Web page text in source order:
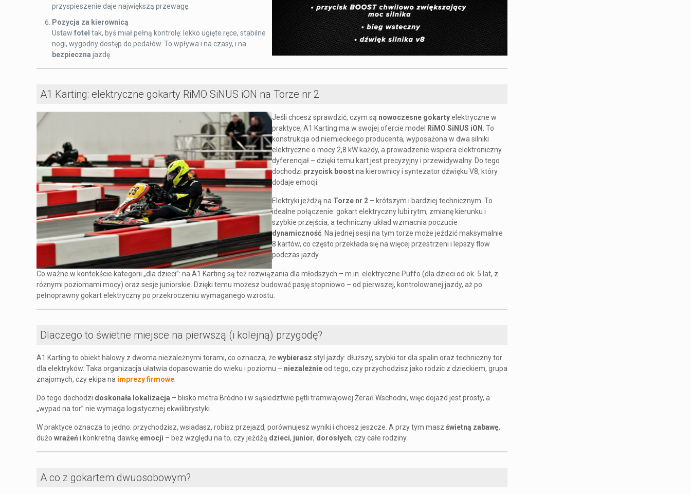
przyspieszenie daje największą przewagę.
Pozycja za kierownicą
Ustawfotel tak, byś miał pełną kontrolę: lekko ugięte ręce, stabilne
nogi, wygodny dostęp do pedałów. To wpływa i na czasy, i na
bezpieczna jazdę.
A1 Karting: elektryczne gokarty RiMO SiNUS iON na Torze nr 2
Jeśli chcesz sprawdzić, czym są nowoczesne gokartyelektryczne w
praktyce, A1 Karting ma w swojej ofercie model
RiMO SiNUS iON . To
konstrukcja od niemieckiego producenta, wyposażona w dwa silniki
elektryczne o mocy 2,8 kW każdy, a prowadzenie wspiera elektroniczny
dyferencjał – dzięki temu kart jest precyzyjny i przewidywalny. Do tego
dochodzi przycisk boostna kierownicy i syntezator dźwięku V8, który
dodaje emocji.
Elektryki jeżdżą na Torze nr 2 – krótszym i bardziej technicznym. To
idealne połączenie: gokart elektryczny lubi rytm, zmianę kierunku i
szybkie przejścia, a techniczny układ wzmacnia poczucie
dynamiczność . Na jednej sesji na tym torze może jeździć maksymalnie
8 kartów, co często przekłada się na więcej przestrzeni i lepszy flow
podczas jazdy.
Co ważne w kontekście kategorii „dla dzieci”: na A1 Karting są też rozwiązania dla młodszych – m.in. elektryczne Puffo (dla dzieci od ok. 5 lat, z
różnymi poziomami mocy) oraz sesje juniorskie. Dzięki temu możesz budować pasję stopniowo – od pierwszej, kontrolowanej jazdy, aż po
pełnoprawny gokart elektryczny po przekroczeniu wymaganego wzrostu.
Dlaczego to świetne miejsce na pierwszą (i kolejną) przygodę?
A1 Karting to obiekt halowy z dwoma niezależnymi torami, co oznacza, żewybierasz styl jazdy: dłuższy, szybki tor dla spalin oraz techniczny tor
dla elektryków. Taka organizacja ułatwia dopasowanie do wieku i poziomu – niezależnieod tego, czy przychodzisz jako rodzic z dzieckiem, grupa
znajomych, czy ekipa na imprezy firmowe
Do tego dochodzi doskonała lokalizacja – blisko metra Bródno i w sąsiedztwie pętli tramwajowej Żerań Wschodni, więc dojazd jest prosty, a
„wypad na tor” nie wymaga logistycznej ekwilibrystyki.
W praktyce oznacza to jedno: przychodzisz, wsiadasz, robisz przejazd, porównujesz wyniki i chcesz jeszcze. A przy tym maszświetną zabawę,
dużowrażeń i konkretną dawkę emocji – bez względu na to, czy jeżdżą dzieci, junior, dorosłych, czy całe rodziny.
A co z gokartem dwuosobowym?